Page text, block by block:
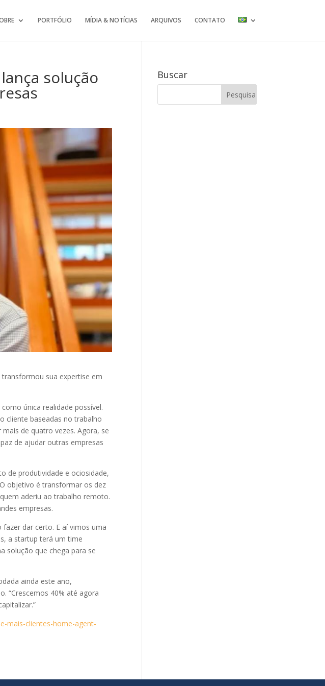
PORTFÓLIO MÍDIA & NOTÍCIAS ARQUIVOS CONTATO
solução
sua expertise em
como única realidade possível.
cliente baseadas no trabalho
de quatro vezes. Agora, se
de ajudar outras empresas
de produtividade e ociosidade,
objetivo é transformar os dez
aderiu ao trabalho remoto.
empresas.
dar certo. E aí vimos uma
a startup terá um time
solução que chega para se
ainda este ano,
“Crescemos 40% até agora
mais-clientes-home-agent-
Buscar